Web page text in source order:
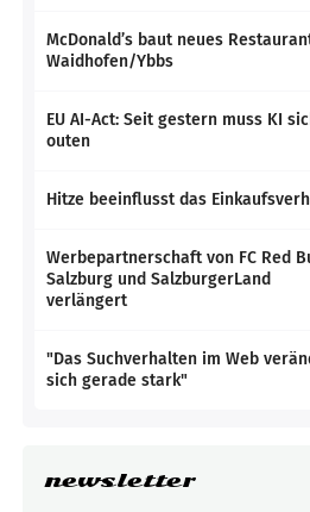
McDonald’s baut neues
Waidhofen/Ybbs
EU AI-Act: Seit gestern muss KI
outen
Hitze beeinflusst das
Werbepartnerschaft von FC Red
Salzburg und SalzburgerLand
verlängert
"Das Suchverhalten im Web
sich gerade stark"
newsletter